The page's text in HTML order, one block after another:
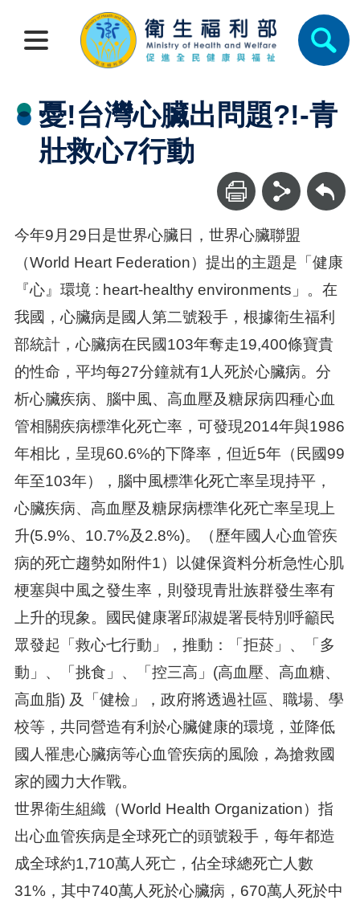
憂!台灣心臟出問題?!-青
壯救心7行動
回上一頁
今年9月29日是世界心臟日，世界心臟聯盟
（World Heart Federation）提出的主題是「健康
『心』環境 : heart-healthy environments」。在
我國，心臟病是國人第二號殺手，根據衛生福利
部統計，心臟病在民國103年奪走19,400條寶貴
的性命，平均每27分鐘就有1人死於心臟病。分
析心臟疾病、腦中風、高血壓及糖尿病四種心血
管相關疾病標準化死亡率，可發現2014年與1986
年相比，呈現60.6%的下降率，但近5年（民國99
年至103年），腦中風標準化死亡率呈現持平，
心臟疾病、高血壓及糖尿病標準化死亡率呈現上
升(5.9%、10.7%及2.8%)。（歷年國人心血管疾
病的死亡趨勢如附件1）以健保資料分析急性心肌
梗塞與中風之發生率，則發現青壯族群發生率有
上升的現象。國民健康署邱淑媞署長特別呼籲民
眾發起「救心七行動」，推動：「拒菸」、「多
動」、「挑食」、「控三高」(高血壓、高血糖、
高血脂) 及「健檢」，政府將透過社區、職場、學
校等，共同營造有利於心臟健康的環境，並降低
國人罹患心臟病等心血管疾病的風險，為搶救國
家的國力大作戰。
世界衛生組織（World Health Organization）指
出心血管疾病是全球死亡的頭號殺手，每年都造
成全球約1,710萬人死亡，佔全球總死亡人數
31%，其中740萬人死於心臟病，670萬人死於中